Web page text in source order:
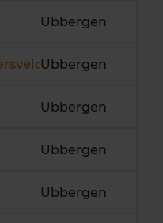
U
Ubbergen
Ubbergen
Ubbergen
Ubbergen
Ubbergen